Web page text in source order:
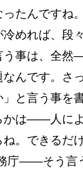
たんですね
めれば、段
う事は、全
なんです。
」と言う事
は――人によ
。できるだ
庁――そう言